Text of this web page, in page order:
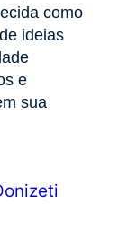
como
ideias
e
sua